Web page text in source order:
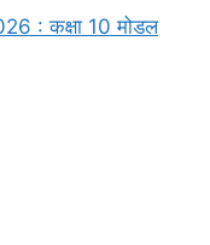
: कक्षा 10 मोडल